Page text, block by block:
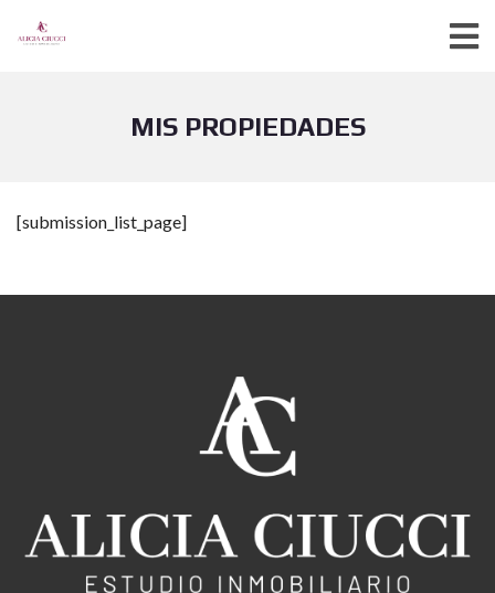
MIS PROPIEDADES
[submission_list_page]